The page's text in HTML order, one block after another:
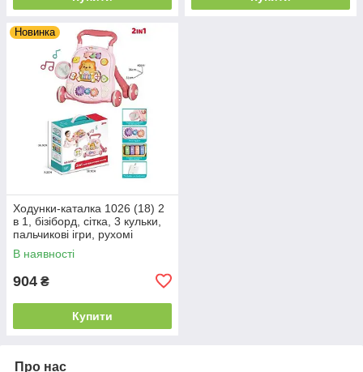
Новинка
Ходунки-каталка 1026 (18) 2
в 1, бізіборд, сітка, 3 кульки,
пальчикові ігри, рухомі
шестерні, музичне піаніно,
підсвічування,
В наявності
904 ₴
Купити
Про нас